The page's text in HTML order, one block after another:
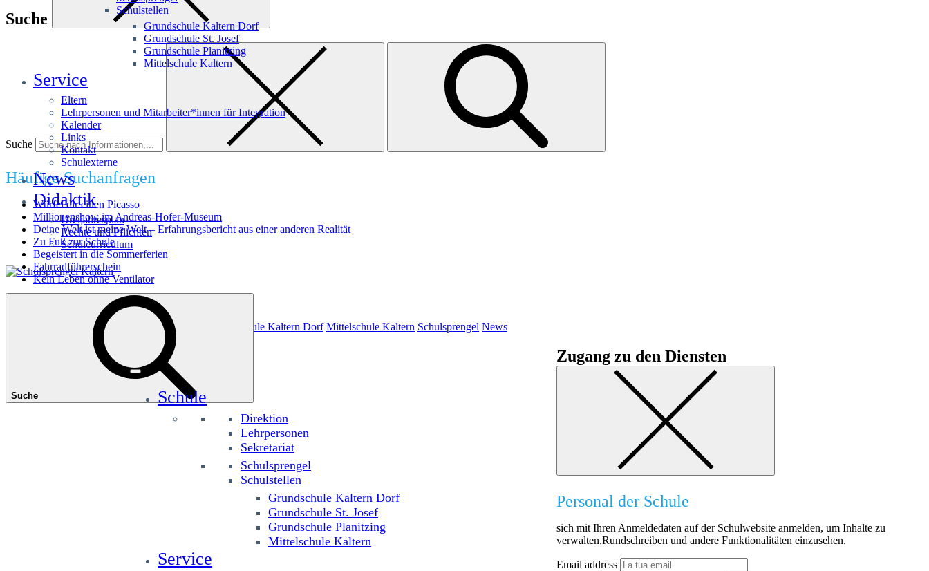
Schulstellen
Grundschule Kaltern Dorf
Grundschule St. Josef
Grundschule Planitzing
Mittelschule Kaltern
Service
Eltern
Lehrpersonen und Mitarbeiter*innen für Integration
Kalender
Links
Kontakt
Schulexterne
News
Didaktik
Dreijahresplan
Rechte und Pflichten
Schulcurriculum
Suche Schule
Direktion
Lehrpersonen
Sekretariat
Schulsprengel
Schulstellen
Grundschule Kaltern Dorf
Grundschule St. Josef
Grundschule Planitzing
Mittelschule Kaltern
Service
Suche
Suche
Häufige Suchanfragen
Würfel dir einen Picasso
Millionenshow im Andreas-Hofer-Museum
Deine Welt ist meine Welt – Erfahrungsbericht aus einer anderen Realität
Zu Fuß zur Schule
Begeistert in die Sommerferien
Fahrradführerschein
Kein Leben ohne Ventilator
Das könnte Sie interessieren
Grundschule Planitzing Grundschule St. Josef Grundschule Kaltern Dorf Mittelschule Kaltern Schulsprengel News
Zugang zu den Diensten
Personal der Schule
sich mit Ihren Anmeldedaten auf der Schulwebsite anmelden, um Inhalte zu
verwalten,Rundschreiben und andere Funktionalitäten einzusehen.
Email address